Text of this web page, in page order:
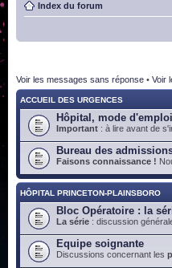
Index du forum
Voir les messages sans réponse • Voir
ACCUEIL DES URGENCES
Hôpital, mode d'emploi
Important : à lire avant de
Bureau des
Faisons connaissance !
HÔPITAL PRINCETON-PLAINSBORO
Bloc Opératoire : la
La série : discussion
Equipe soignante
Discussions concernant les